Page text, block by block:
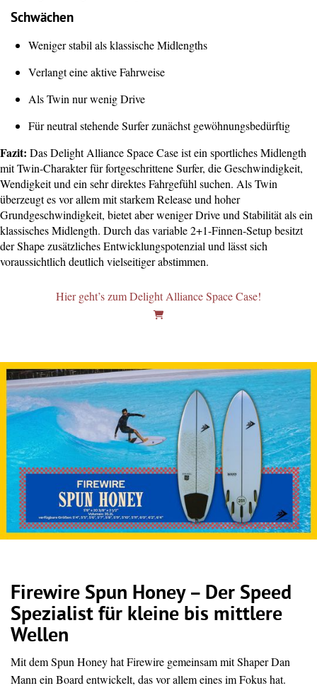
Schwächen
Weniger stabil als klassische Midlengths
Verlangt eine aktive Fahrweise
Als Twin nur wenig Drive
Für neutral stehende Surfer zunächst gewöhnungsbedürftig
Fazit: Das Delight Alliance Space Case ist ein sportliches Midlength
mit Twin-Charakter für fortgeschrittene Surfer, die Geschwindigkeit,
Wendigkeit und ein sehr direktes Fahrgefühl suchen. Als Twin
überzeugt es vor allem mit starkem Release und hoher
Grundgeschwindigkeit, bietet aber weniger Drive und Stabilität als ein
klassisches Midlength. Durch das variable 2+1-Finnen-Setup besitzt
der Shape zusätzliches Entwicklungspotenzial und lässt sich
voraussichtlich deutlich vielseitiger abstimmen.
Hier geht’s zum Delight Alliance Space Case!
Firewire Spun Honey – Der Speed
Spezialist für kleine bis mittlere
Wellen
Mit dem Spun Honey hat Firewire gemeinsam mit Shaper Dan
Mann ein Board entwickelt, das vor allem eines im Fokus hat.